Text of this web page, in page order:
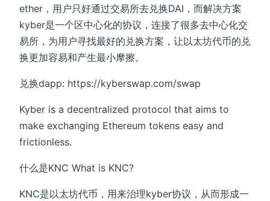
ether，用户只好通过交易所去兑换DAI，而解决方案
kyber是一个区中心化的协议，连接了很多去中心化交
易所，为用户寻找最好的兑换方案，让以太坊代币的兑
换更加容易和产生最小摩擦。
兑换dapp: https://kyberswap.com/swap
Kyber is a decentralized protocol that aims to
make exchanging Ethereum tokens easy and
frictionless.
什么是KNC What is KNC?
KNC是以太坊代币，用来治理kyber协议，从而形成一